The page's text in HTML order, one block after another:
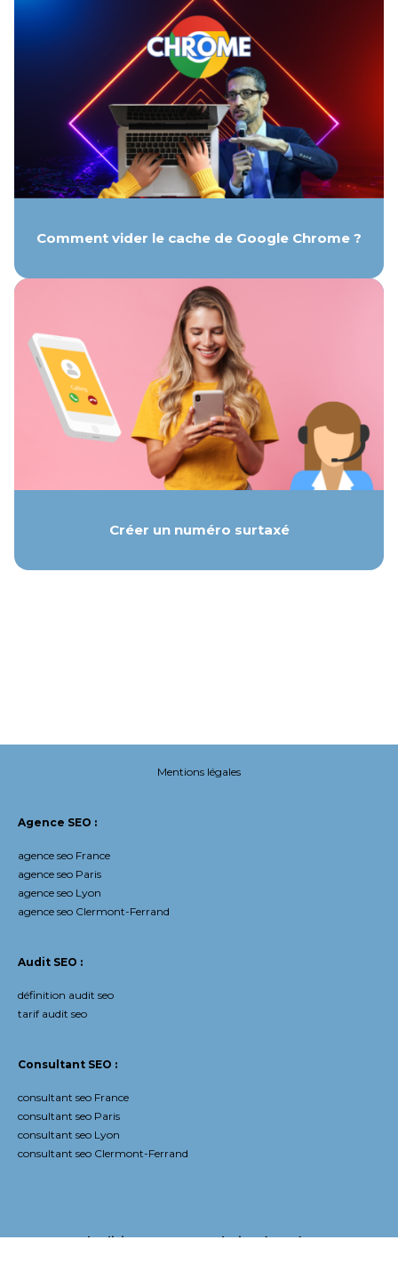
Comment vider le cache de Google Chrome ?
Créer un numéro surtaxé
Mentions légales
Agence SEO :
agence seo France
agence seo Paris
agence seo Lyon
agence seo Clermont-Ferrand
Audit SEO :
définition audit seo
tarif audit seo
Consultant SEO :
consultant seo France
consultant seo Paris
consultant seo Lyon
consultant seo Clermont-Ferrand
Agence Web Olivier 2026 © Tous droits réservés